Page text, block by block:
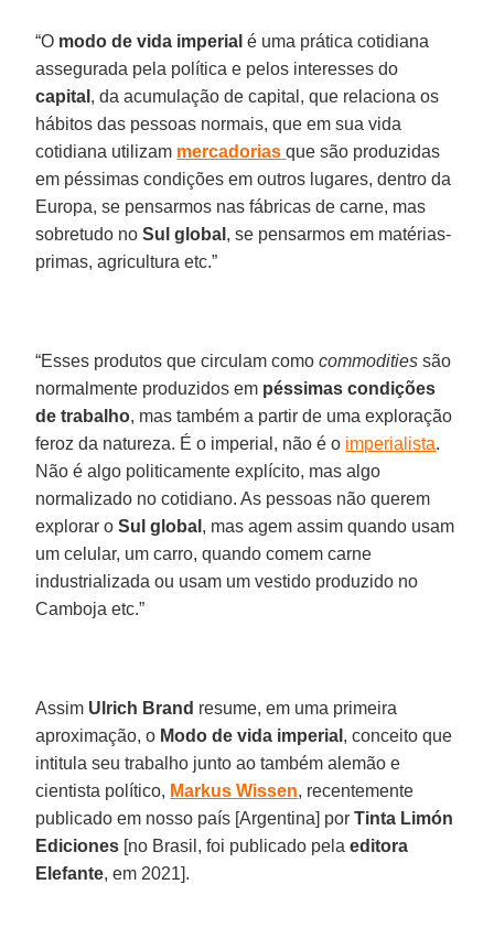
“O modo de vida imperial é uma prática cotidiana
assegurada pela política e pelos interesses do
capital , da acumulação de capital, que relaciona os
hábitos das pessoas normais, que em sua vida
cotidiana utilizam mercadorias que são produzidas
em péssimas condições em outros lugares, dentro da
Europa, se pensarmos nas fábricas de carne, mas
sobretudo noSul global , se pensarmos em matérias-
primas, agricultura etc.”
“Esses produtos que circulam comocommodities são
normalmente produzidos em péssimas condições
de trabalho, mas também a partir de uma exploração
feroz da natureza. É o imperial, não é o imperialista.
Não é algo politicamente explícito, mas algo
normalizado no cotidiano. As pessoas não querem
explorar oSul global , mas agem assim quando usam
um celular, um carro, quando comem carne
industrializada ou usam um vestido produzido no
Camboja etc.”
Assim Ulrich Brand resume, em uma primeira
aproximação, o Modo de vida imperial , conceito que
intitula seu trabalho junto ao também alemão e
cientista político, Markus Wissen, recentemente
publicado em nosso país [Argentina] porTinta Limón
Ediciones [no Brasil, foi publicado pelaeditora
Elefante, em 2021].